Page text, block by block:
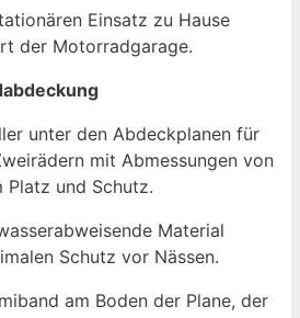
Einsatz zu Hause
der Motorradgarage.
unter den Abdeckplanen für
mit Abmessungen von
und Schutz.
Material
Schutz vor Nässen.
am Boden der Plane, der